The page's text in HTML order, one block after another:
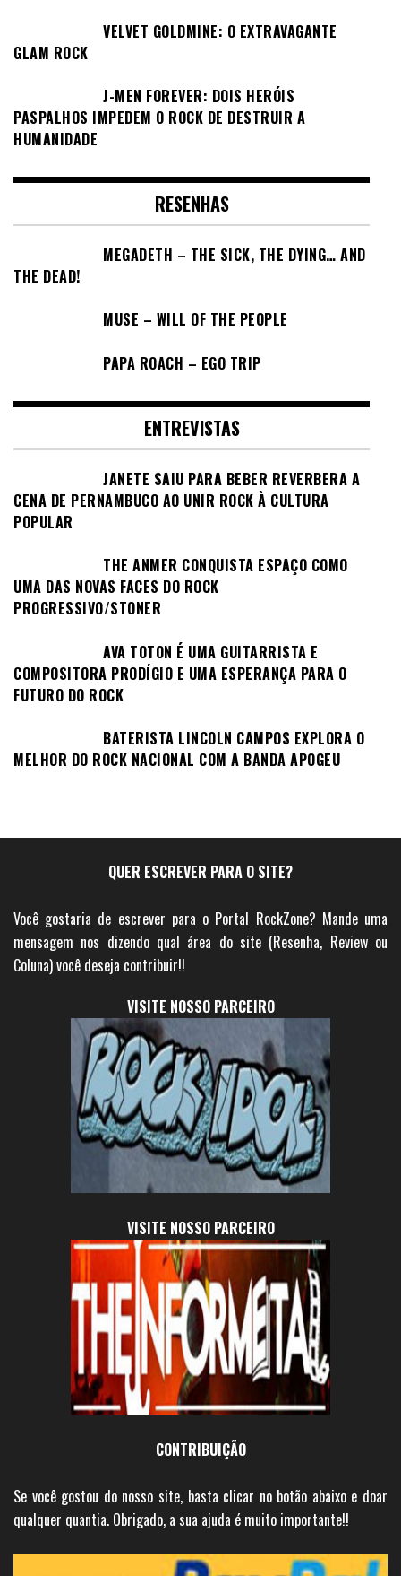
VELVET GOLDMINE: O EXTRAVAGANTE
GLAM ROCK
J-MEN FOREVER: DOIS HERÓIS
PASPALHOS IMPEDEM O ROCK DE DESTRUIR A
HUMANIDADE
RESENHAS
MEGADETH – THE SICK, THE DYING… AND
THE DEAD!
MUSE – WILL OF THE PEOPLE
PAPA ROACH – EGO TRIP
ENTREVISTAS
JANETE SAIU PARA BEBER REVERBERA A
CENA DE PERNAMBUCO AO UNIR ROCK À CULTURA
POPULAR
THE ANMER CONQUISTA ESPAÇO COMO
UMA DAS NOVAS FACES DO ROCK
PROGRESSIVO/STONER
AVA TOTON É UMA GUITARRISTA E
COMPOSITORA PRODÍGIO E UMA ESPERANÇA PARA O
FUTURO DO ROCK
BATERISTA LINCOLN CAMPOS EXPLORA O
MELHOR DO ROCK NACIONAL COM A BANDA APOGEU
QUER ESCREVER PARA O SITE?
Você gostaria de escrever para o Portal RockZone? Mande uma
mensagem nos dizendo qual área do site (Resenha, Review ou
Coluna) você deseja contribuir!!
VISITE NOSSO PARCEIRO
VISITE NOSSO PARCEIRO
CONTRIBUIÇÃO
Se você gostou do nosso site, basta clicar no botão abaixo e doar
qualquer quantia. Obrigado, a sua ajuda é muito importante!!